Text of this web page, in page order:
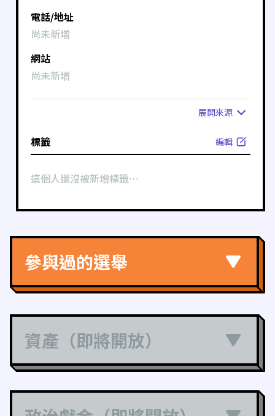
電話/地址
尚未新增
網站
尚未新增
展開來源
標籤 編輯
這個人還沒被新增標籤⋯
參與過的選舉
資產（即將開放）